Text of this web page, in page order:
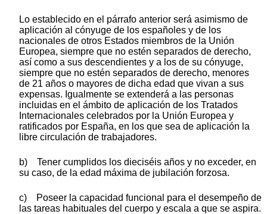
Lo establecido en el párrafo anterior será asimismo de
aplicación al cónyuge de los españoles y de los
nacionales de otros Estados miembros de la Unión
Europea, siempre que no estén separados de derecho,
así como a sus descendientes y a los de su cónyuge,
siempre que no estén separados de derecho, menores
de 21 años o mayores de dicha edad que vivan a sus
expensas. Igualmente se extenderá a las personas
incluidas en el ámbito de aplicación de los Tratados
Internacionales celebrados por la Unión Europea y
ratificados por España, en los que sea de aplicación la
libre circulación de trabajadores.
b) Tener cumplidos los dieciséis años y no exceder, en
su caso, de la edad máxima de jubilación forzosa.
c) Poseer la capacidad funcional para el desempeño de
las tareas habituales del cuerpo y escala a que se aspira.